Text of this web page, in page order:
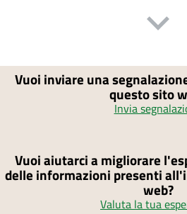
Vuoi inviare una
questo sito
Invia
Vuoi aiutarci a migliorare
delle informazioni presenti
web?
Valuta la tua